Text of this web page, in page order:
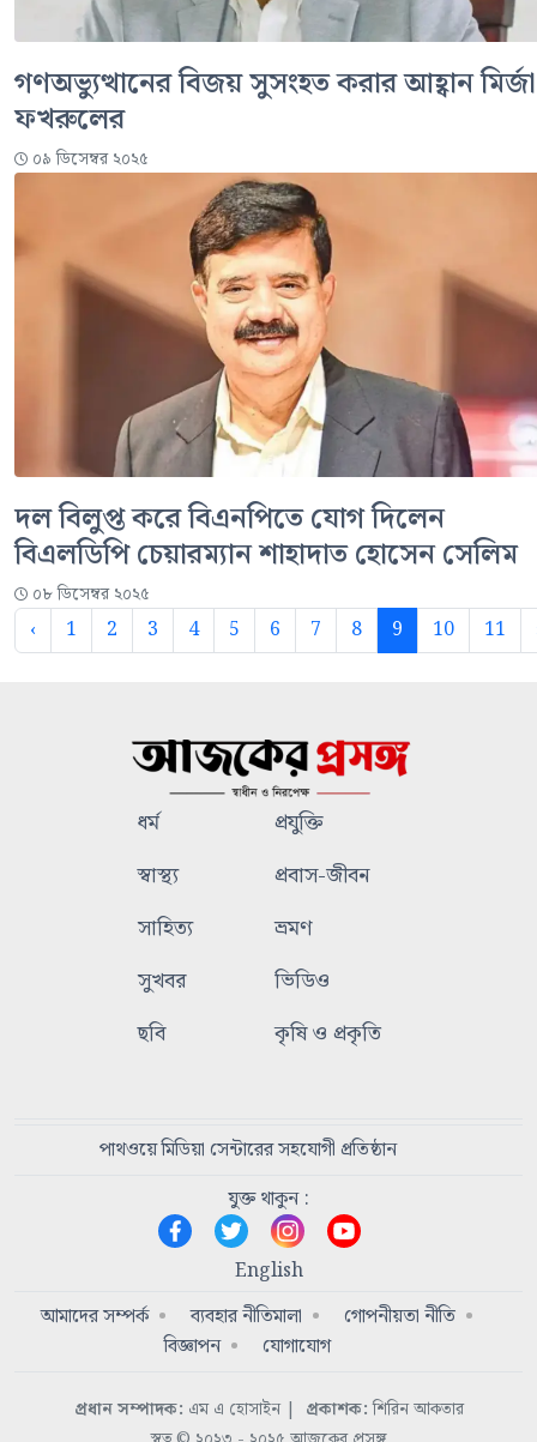
গণঅভ্যুত্থানের বিজয় সুসংহত করার আহ্বান মির্জা
ফখরুলের
০৯ ডিসেম্বর ২০২৫
দল বিলুপ্ত করে বিএনপিতে যোগ দিলেন
বিএলডিপি চেয়ারম্যান শাহাদাত হোসেন সেলিম
০৮ ডিসেম্বর ২০২৫
‹ 1 2 3 4 5 6 7 8 9 10 11
ধর্ম
প্রযুক্তি
স্বাস্থ্য
প্রবাস-জীবন
সাহিত্য
ভ্রমণ
সুখবর
ভিডিও
ছবি
কৃষি ও প্রকৃতি
পাথওয়ে মিডিয়া সেন্টারের সহযোগী প্রতিষ্ঠান
যুক্ত থাকুন :
English
আমাদের সম্পর্ক
ব্যবহার নীতিমালা
গোপনীয়তা নীতি
বিজ্ঞাপন
যোগাযোগ
প্রধান সম্পাদক: এম এ হোসাইন | প্রকাশক:শিরিন আকতার